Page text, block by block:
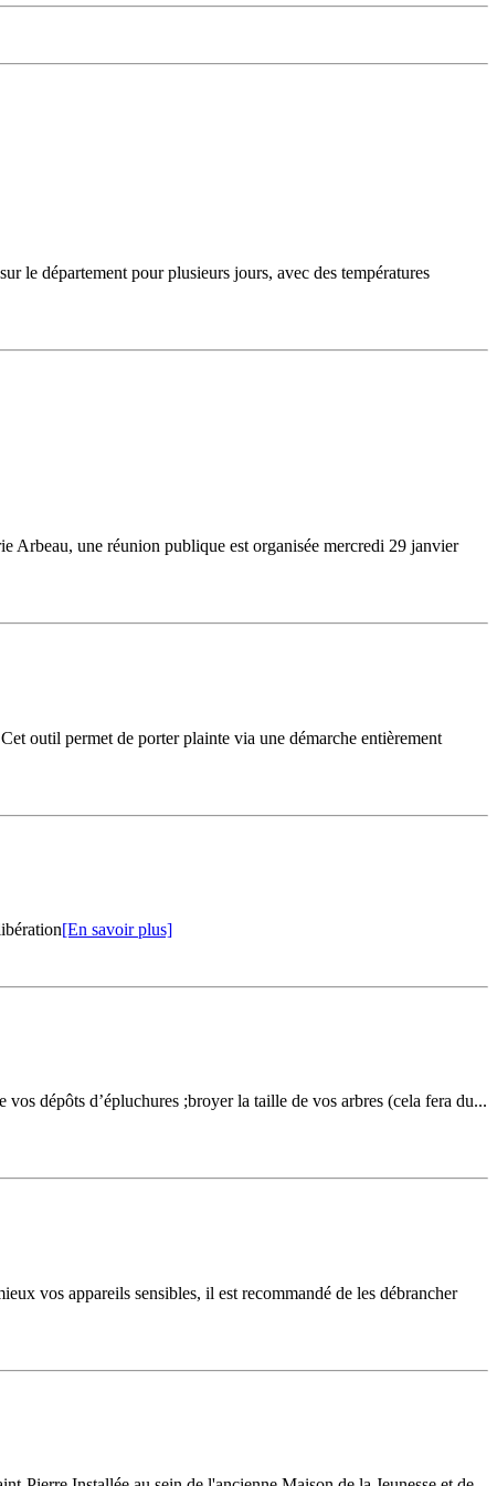
le département pour plusieurs jours, avec des températures
une réunion publique est organisée mercredi 29 janvier
outil permet de porter plainte via une démarche entièrement
[En savoir plus]
dépôts d’épluchures ;broyer la taille de vos arbres (cela fera du...
vos appareils sensibles, il est recommandé de les débrancher